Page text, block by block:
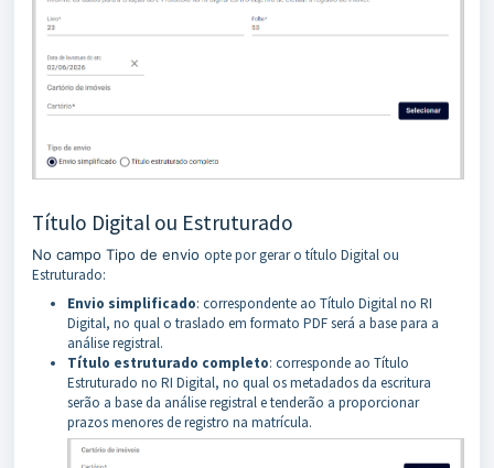
Título Digital ou Estruturado
No campo Tipo de envio opte por gerar o título Digital ou
Estruturado:
Envio simplificado: correspondente ao Título Digital no RI
Digital, no qual o traslado em formato PDF será a base para a
análise registral.
Título estruturado completo: corresponde ao Título
Estruturado no RI Digital, no qual os metadados da escritura
serão a base da análise registral e tenderão a proporcionar
prazos menores de registro na matrícula.